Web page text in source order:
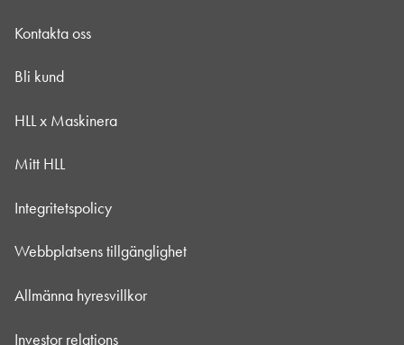
Kontakta oss
Bli kund
HLL x Maskinera
Mitt HLL
Integritetspolicy
Webbplatsens tillgänglighet
Allmänna hyresvillkor
Investor relations